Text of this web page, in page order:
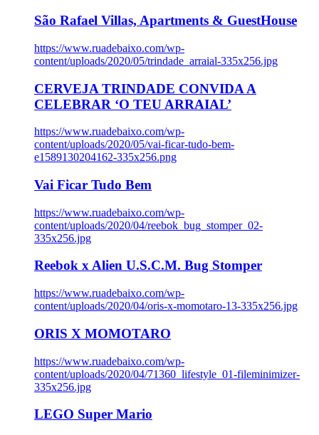
São Rafael Villas, Apartments & GuestHouse
https://www.ruadebaixo.com/wp-
content/uploads/2020/05/trindade_arraial-335x256.jpg
CERVEJA TRINDADE CONVIDA A
CELEBRAR ‘O TEU ARRAIAL’
https://www.ruadebaixo.com/wp-
content/uploads/2020/05/vai-ficar-tudo-bem-
e1589130204162-335x256.png
Vai Ficar Tudo Bem
https://www.ruadebaixo.com/wp-
content/uploads/2020/04/reebok_bug_stomper_02-
335x256.jpg
Reebok x Alien U.S.C.M. Bug Stomper
https://www.ruadebaixo.com/wp-
content/uploads/2020/04/oris-x-momotaro-13-335x256.jpg
ORIS X MOMOTARO
https://www.ruadebaixo.com/wp-
content/uploads/2020/04/71360_lifestyle_01-fileminimizer-
335x256.jpg
LEGO Super Mario